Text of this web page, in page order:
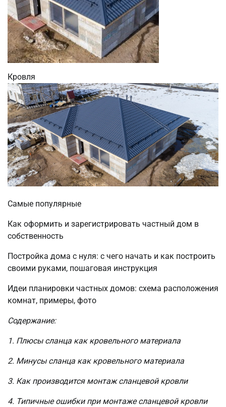
Кровля
Самые популярные
Как оформить и зарегистрировать частный дом в
собственность
Постройка дома с нуля: с чего начать и как построить
своими руками, пошаговая инструкция
Идеи планировки частных домов: схема расположения
комнат, примеры, фото
Содержание:
1. Плюсы сланца как кровельного материала
2. Минусы сланца как кровельного материала
3. Как производится монтаж сланцевой кровли
4. Типичные ошибки при монтаже сланцевой кровли